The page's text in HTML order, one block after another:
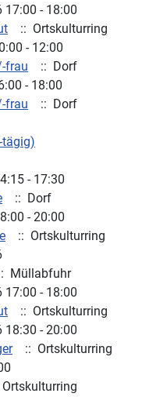
17:00 - 18:00
:: Ortskulturring
- 12:00
frau
:: Dorf
- 18:00
frau
:: Dorf
tägig)
- 17:30
:: Dorf
- 20:00
:: Ortskulturring
Müllabfuhr
17:00 - 18:00
:: Ortskulturring
18:30 - 20:00
:: Ortskulturring